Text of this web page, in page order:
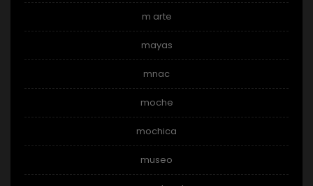
m arte
mayas
mnac
moche
mochica
museo